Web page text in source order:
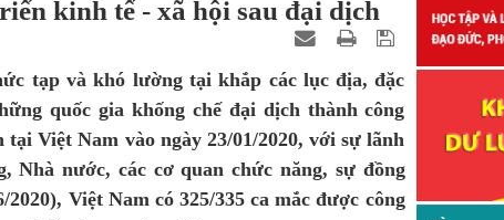
kinh tế - xã hội sau đại dịch
tạp và khó lường tại khắp các lục địa, đặc
quốc gia khống chế đại dịch thành công
Việt Nam vào ngày 23/01/2020, với sự lãnh
Nhà nước, các cơ quan chức năng, sự đồng
Việt Nam có 325/335 ca mắc được công